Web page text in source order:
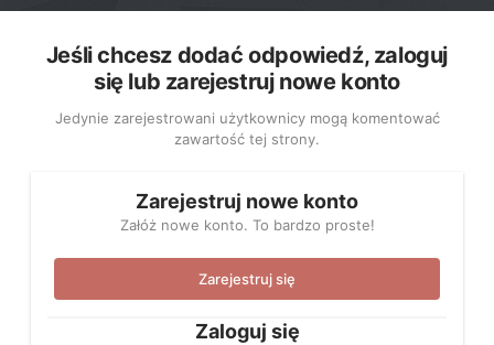
Jeśli chcesz dodać odpowiedź, zaloguj
się lub zarejestruj nowe konto
Jedynie zarejestrowani użytkownicy mogą komentować
zawartość tej strony.
Zarejestruj nowe konto
Załóż nowe konto. To bardzo proste!
Zarejestruj się
Zaloguj się